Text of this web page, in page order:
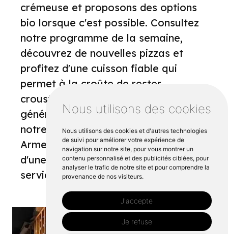
Nous utilisons des cookies
Nous utilisons des cookies et d'autres technologies
de suivi pour améliorer votre expérience de
navigation sur notre site, pour vous montrer un
contenu personnalisé et des publicités ciblées, pour
analyser le trafic de notre site et pour comprendre la
provenance de nos visiteurs.
J'accepte
Je refuse
crémeuse et proposons des options
bio lorsque c'est possible. Consultez
notre programme de la semaine,
découvrez de nouvelles pizzas et
profitez d'une cuisson fiable qui
permet à la croûte de rester
croustillante et au cœur d'être
généreux. Pour un repas facile le soir,
notre pizza au feu de bois à Saint-
Armel s'accompagne de prix clairs,
d'une vente simple à emporter et d'un
service chaleureux.